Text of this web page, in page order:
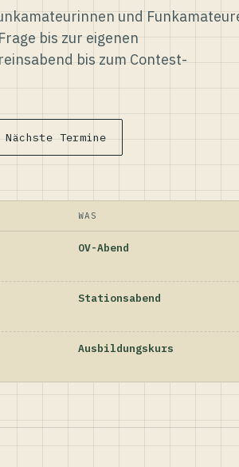
und
bis zur eigenen
bis zum Contest-
Nächste Termine
WAS
OV-Abend
Stationsabend
Ausbildungskurs